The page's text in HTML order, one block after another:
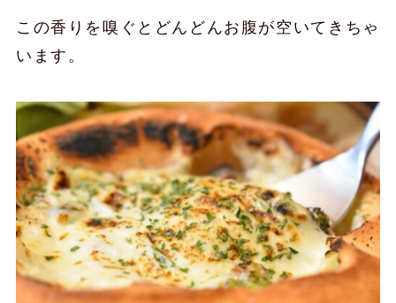
この香りを嗅ぐとどんどんお腹が空いてきちゃ
います。